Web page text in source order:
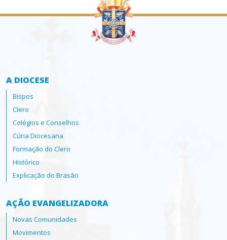
A DIOCESE
Bispos
Clero
Colégios e Conselhos
Cúria Diocesana
Formação do Clero
Histórico
Explicação do Brasão
AÇÃO EVANGELIZADORA
Novas Comunidades
Movimentos